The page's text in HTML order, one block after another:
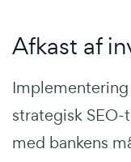
Afkast af
strategisk
med bankens